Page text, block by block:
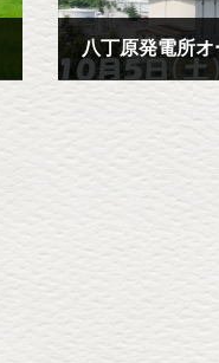
2024年10月1日